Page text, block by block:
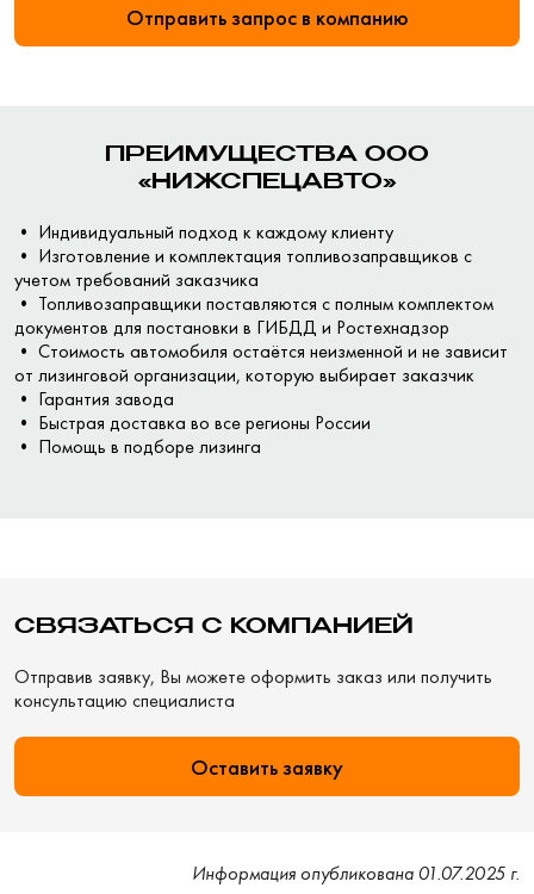
Отправить запрос в компанию
ПРЕИМУЩЕСТВА ООО
«НИЖСПЕЦАВТО»
• Индивидуальный подход к каждому клиенту
• Изготовление и комплектация топливозаправщиков с
учетом требований заказчика
• Топливозаправщики поставляются с полным комплектом
документов для постановки в ГИБДД и Ростехнадзор
• Стоимость автомобиля остаётся неизменной и не зависит
от лизинговой организации, которую выбирает заказчик
• Гарантия завода
• Быстрая доставка во все регионы России
• Помощь в подборе лизинга
СВЯЗАТЬСЯ С КОМПАНИЕЙ
Отправив заявку, Вы можете оформить заказ или получить
консультацию специалиста
Оставить заявку
Информация опубликована 01.07.2025 г.